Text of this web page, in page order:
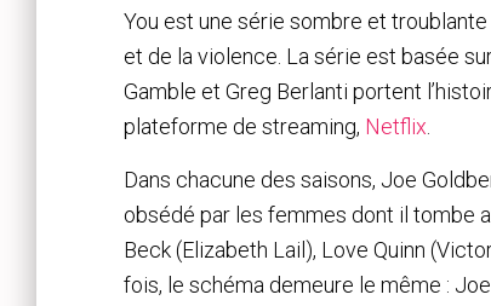
You est une série sombre et
et de la violence. La série est basée
Gamble et Greg Berlanti portent
plateforme de streaming, Netflix
Dans chacune des saisons, Joe
obsédé par les femmes dont il tombe
Beck (Elizabeth Lail), Love Quinn
fois, le schéma demeure le même :